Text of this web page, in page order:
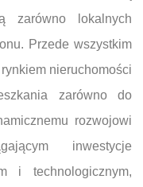
zarówno lokalnych
Przede wszystkim
nieruchomości
zarówno do
rozwojowi
inwestycje
i technologicznym,